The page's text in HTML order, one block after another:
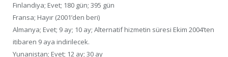
Finlandiya; Evet; 180 gün; 395 gün
Fransa; Hayır (2001’den beri)
Almanya; Evet; 9 ay; 10 ay; Alternatif hizmetin süresi Ekim 2004’ten
itibaren 9 aya indirilecek.
Yunanistan; Evet; 12 ay; 30 ay